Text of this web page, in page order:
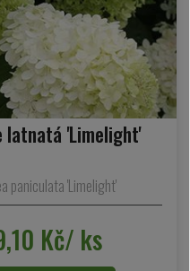
latnatá 'Limelight'
paniculata 'Limelight'
Kč/ ks